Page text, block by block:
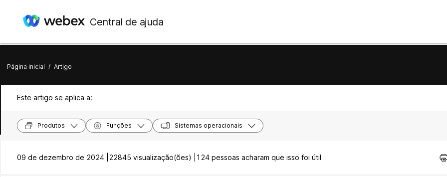
Central de ajuda
Página inicial / Artigo
Este artigo se aplica a:
Produtos Funções Sistemas operacionais
09 de dezembro de 2024 | 22845 visualização(ões) | 124 pessoas acharam que isso foi útil